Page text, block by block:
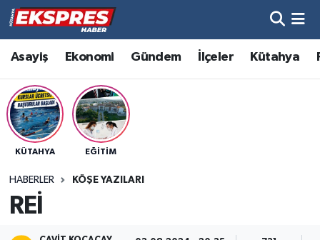
Asayiş Ekonomi Gündem İlçeler Kütahya
KÜTAHYA EĞITIM
HABERLER KÖŞE YAZILARI
REİ
Altıntaş
Asayiş
Aslanapa
Bölge
Çavdarhisar
Hava Durumu
Trafik Durumu
Süper Lig Puan Durumu ve Fikstür
Son Dakika Haberleri
Haber Arşivi